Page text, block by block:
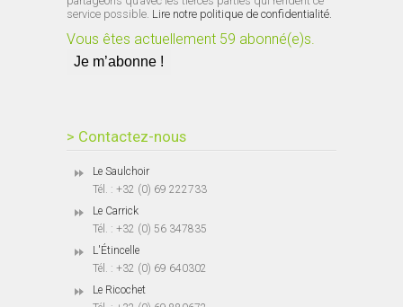
service possible. Lire notre politique de confidentialité.
Vous êtes actuellement 59 abonné(e)s.
> Contactez-nous
Le Saulchoir
Tél. : +32 (0) 69 222733
Le Carrick
Tél. : +32 (0) 56 347835
L'Étincelle
Tél. : +32 (0) 69 640302
Le Ricochet